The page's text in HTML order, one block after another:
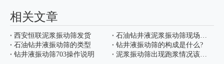
相关文章
西安恒联泥浆振动筛发货
石油钻井液泥浆振动筛现场使用
石油钻井液振动筛的类型
钻井液振动筛的构成是什么?
钻井液振动筛703操作说明
泥浆振动筛出现跑浆情况该怎么处理